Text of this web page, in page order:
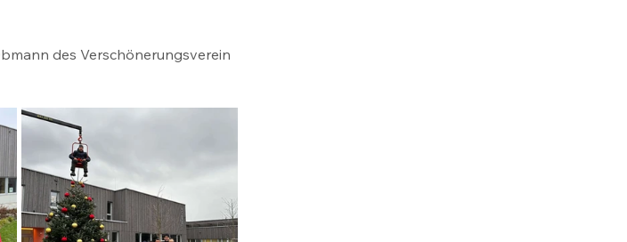
des Verschönerungsverein